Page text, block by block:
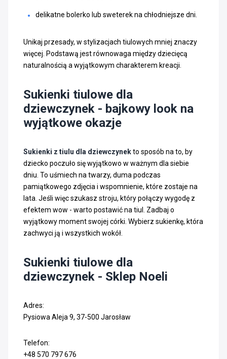
delikatne bolerko lub sweterek na chłodniejsze dni.
Unikaj przesady, w stylizacjach tiulowych mniej znaczy
więcej. Podstawą jest równowaga między dziecięcą
naturalnością a wyjątkowym charakterem kreacji.
Sukienki tiulowe dla
dziewczynek - bajkowy look na
wyjątkowe okazje
Sukienki z tiulu dla dziewczynekto sposób na to, by
dziecko poczuło się wyjątkowo w ważnym dla siebie
dniu. To uśmiech na twarzy, duma podczas
pamiątkowego zdjęcia i wspomnienie, które zostaje na
lata. Jeśli więc szukasz stroju, który połączy wygodę z
efektem wow - warto postawić na tiul. Zadbaj o
wyjątkowy moment swojej córki. Wybierz sukienkę, która
zachwyci ją i wszystkich wokół.
Sukienki tiulowe dla
dziewczynek - Sklep Noeli
Adres:
Pysiowa Aleja 9, 37-500 Jarosław
Telefon:
+48 570 797 676